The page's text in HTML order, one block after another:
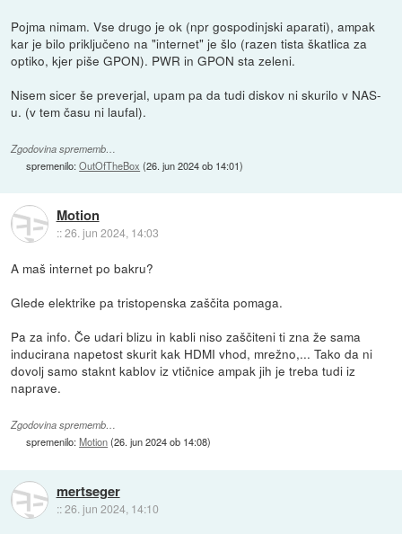
Pojma nimam. Vse drugo je ok (npr gospodinjski aparati), ampak
kar je bilo priključeno na "internet" je šlo (razen tista škatlica za
optiko, kjer piše GPON). PWR in GPON sta zeleni.
Nisem sicer še preverjal, upam pa da tudi diskov ni skurilo v NAS-
u. (v tem času ni laufal).
Zgodovina sprememb…
spremenilo:OutOfTheBox (26. jun 2024 ob 14:01)
Motion
::26. jun 2024, 14:03
A maš internet po bakru?
Glede elektrike pa tristopenska zaščita pomaga.
Pa za info. Če udari blizu in kabli niso zaščiteni ti zna že sama
inducirana napetost skurit kak HDMI vhod, mrežno,... Tako da ni
dovolj samo staknt kablov iz vtičnice ampak jih je treba tudi iz
naprave.
Zgodovina sprememb…
spremenilo:Motion(26. jun 2024 ob 14:08)
mertseger
::26. jun 2024, 14:10